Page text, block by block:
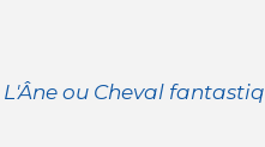
ou Cheval